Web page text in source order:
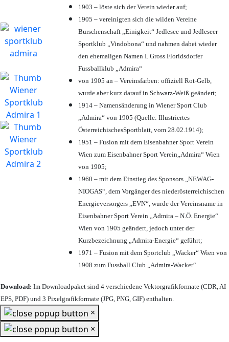
1903 – löste sich der Verein wieder auf;
1905 – vereinigten sich die wilden Vereine
Burschenschaft „Einigkeit“ Jedlesee und Jedleseer
Sportklub „Vindobona“ und nahmen dabei wieder
den ehemaligen Namen I. Gross Floridsdorfer
Fussballklub „Admira“
von 1905 an – Vereinsfarben: offiziell Rot-Gelb,
wurde aber kurz darauf in Schwarz-Weiß geändert;
1914 – Namensänderung in Wiener Sport Club
„Admira“ von 1905 (Quelle: Illustriertes
ÖsterreichischesSportblatt, vom 28.02.1914);
1951 – Fusion mit dem Eisenbahner Sport Verein
Wien zum Eisenbahner Sport Verein„Admira“ Wien
von 1905;
1960 – mit dem Einstieg des Sponsors „NEWAG-
NIOGAS“, dem Vorgänger des niederösterreichischen
Energieversorgers „EVN“, wurde der Vereinsname in
Eisenbahner Sport Verein „Admira – N.Ö. Energie“
Wien von 1905 geändert, jedoch unter der
Kurzbezeichnung „Admira-Energie“ geführt;
1971 – Fusion mit dem Sportclub „Wacker“ Wien von
1908 zum Fussball Club „Admira-Wacker“
Download: Im Downloadpaket sind 4 verschiedene Vektorgrafikformate (CDR, AI
EPS, PDF) und 3 Pixelgrafikformate (JPG, PNG, GIF) enthalten.
×
×